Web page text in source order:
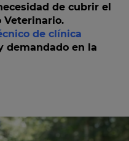
de cubrir el
Veterinario.
de clínica
demandado en la